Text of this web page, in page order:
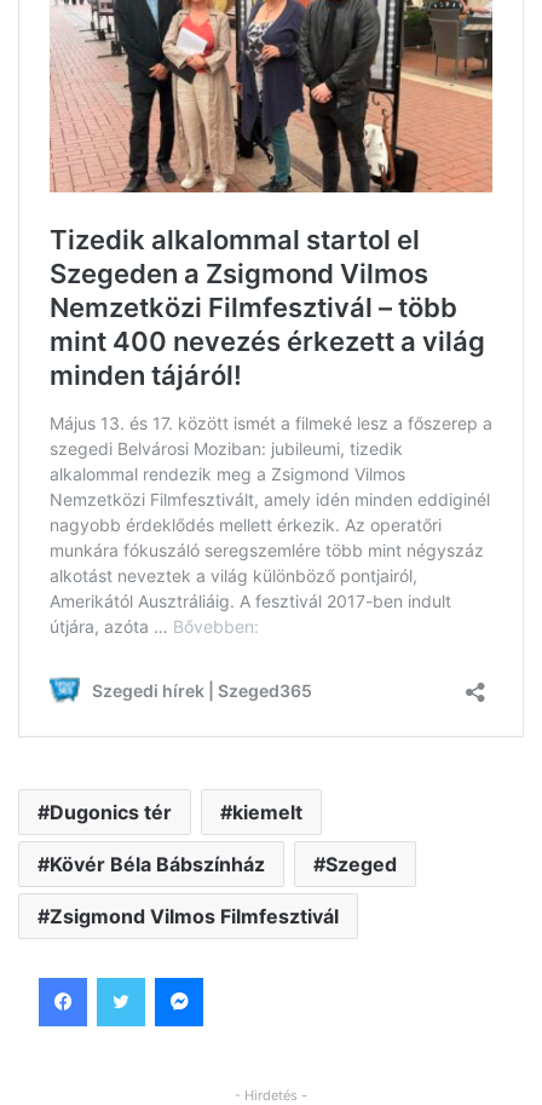
Dugonics tér kiemelt
Kövér Béla Bábszínház Szeged
Zsigmond Vilmos Filmfesztivál
- Hirdetés -